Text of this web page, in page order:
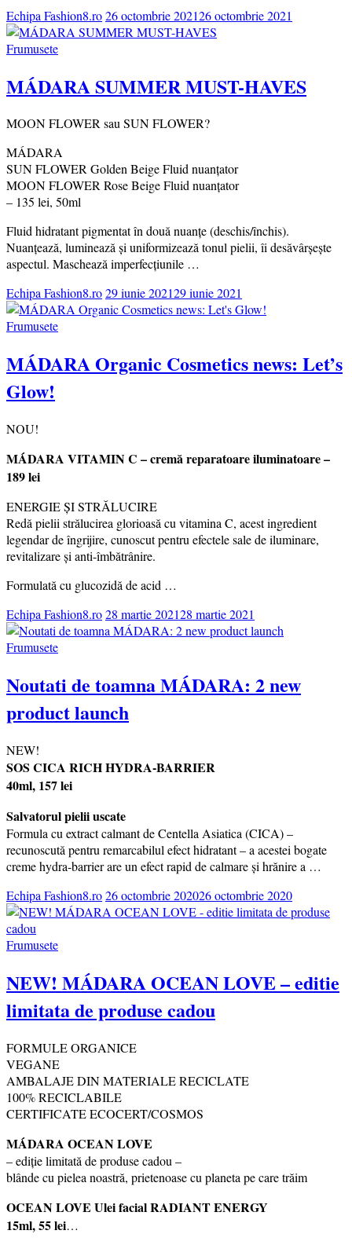
Echipa Fashion8.ro26 octombrie 202126 octombrie 2021
Frumusete
MÁDARA SUMMER MUST-HAVES
MOON FLOWER sau SUN FLOWER?
MÁDARA
SUN FLOWER Golden Beige Fluid nuanțator
MOON FLOWER Rose Beige Fluid nuanțator
– 135 lei, 50ml
Fluid hidratant pigmentat în două nuanțe (deschis/închis).
Nuanţează, luminează şi uniformizează tonul pielii, îi desăvârşeşte
aspectul. Maschează imperfecţiunile …
Echipa Fashion8.ro29 iunie 202129 iunie 2021
Frumusete
MÁDARA Organic Cosmetics news: Let’s
Glow!
NOU!
MÁDARA VITAMIN C – cremă reparatoare iluminatoare –
189 lei
ENERGIE ȘI STRĂLUCIRE
Redă pielii strălucirea glorioasă cu vitamina C, acest ingredient
legendar de îngrijire, cunoscut pentru efectele sale de iluminare,
revitalizare și anti-îmbătrânire.
Formulată cu glucozidă de acid …
Echipa Fashion8.ro28 martie 202128 martie 2021
Frumusete
Noutati de toamna MÁDARA: 2 new
product launch
NEW!
SOS CICA RICH HYDRA-BARRIER
40ml, 157 lei
Salvatorul pielii uscate
Formula cu extract calmant de Centella Asiatica (CICA) –
recunoscută pentru remarcabilul efect hidratant – a acestei bogate
creme hydra-barrier are un efect rapid de calmare și hrănire a …
Echipa Fashion8.ro26 octombrie 202026 octombrie 2020
Frumusete
NEW! MÁDARA OCEAN LOVE – editie
limitata de produse cadou
FORMULE ORGANICE
VEGANE
AMBALAJE DIN MATERIALE RECICLATE
100% RECICLABILE
CERTIFICATE ECOCERT/COSMOS
MÁDARA OCEAN LOVE
– ediție limitată de produse cadou –
blânde cu pielea noastră, prietenoase cu planeta pe care trăim
OCEAN LOVE Ulei facial RADIANT ENERGY
15ml, 55 lei…